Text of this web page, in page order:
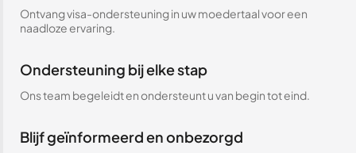
Ontvang visa-ondersteuning in uw moedertaal voor een
naadloze ervaring.
Ondersteuning bij elke stap
Ons team begeleidt en ondersteunt u van begin tot eind.
Blijf geïnformeerd en onbezorgd